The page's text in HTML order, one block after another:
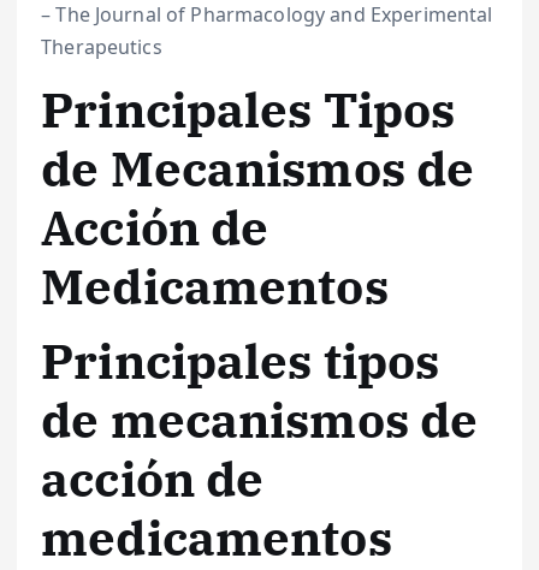
– The Journal of Pharmacology and Experimental
Therapeutics
Principales Tipos
de Mecanismos de
Acción de
Medicamentos
Principales tipos
de mecanismos de
acción de
medicamentos